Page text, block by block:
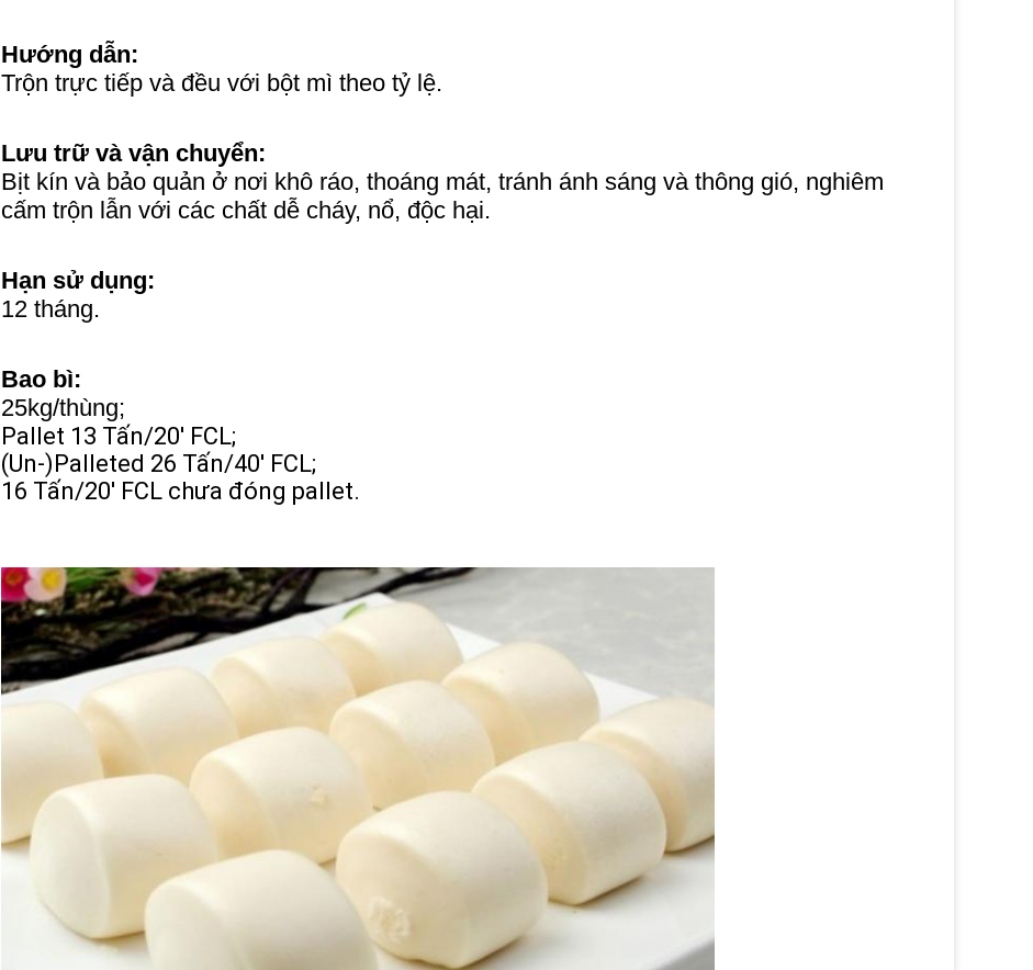
Hướng dẫn:
Trộn trực tiếp và đều với bột mì theo tỷ lệ.
Lưu trữ và vận chuyển:
Bịt kín và bảo quản ở nơi khô ráo, thoáng mát, tránh ánh sáng và thông gió, nghiêm
cấm trộn lẫn với các chất dễ cháy, nổ, độc hại.
Hạn sử dụng:
12 tháng.
Bao bì:
25kg/thùng;
Pallet 13 Tấn/20' FCL;
(Un-)Palleted 26 Tấn/40' FCL;
16 Tấn/20' FCL chưa đóng pallet.